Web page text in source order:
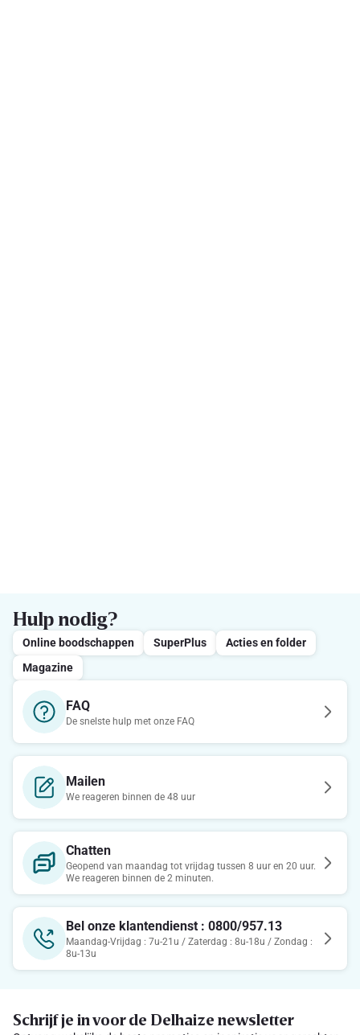
Hulp nodig?
Online boodschappen SuperPlus
Acties en folder
Magazine
FAQ
De snelste hulp met onze FAQ
Mailen
We reageren binnen de 48 uur
Chatten
Geopend van maandag tot vrijdag tussen 8 uur en 20 uur.
We reageren binnen de 2 minuten.
Bel onze klantendienst : 0800/957.13
Maandag-Vrijdag : 7u-21u / Zaterdag : 8u-18u / Zondag :
8u-13u
Schrijf je in voor de Delhaize newsletter